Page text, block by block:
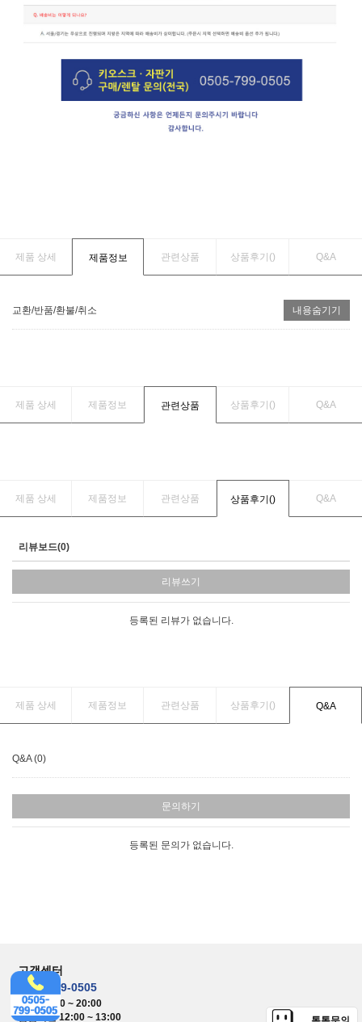
제품 상세 제품정보 관련상품 상품후기() Q&A
교환/반품/환불/취소 내용숨기기
제품 상세 제품정보 관련상품 상품후기() Q&A
제품 상세 제품정보 관련상품 상품후기() Q&A
리뷰보드(0)
리뷰쓰기
등록된 리뷰가 없습니다.
제품 상세 제품정보 관련상품 상품후기() Q&A
Q&A (0)
문의하기
등록된 문의가 없습니다.
고객센터
0505-799-0505
평일 08:00 ~ 20:00
점심시간 12:00 ~ 13:00